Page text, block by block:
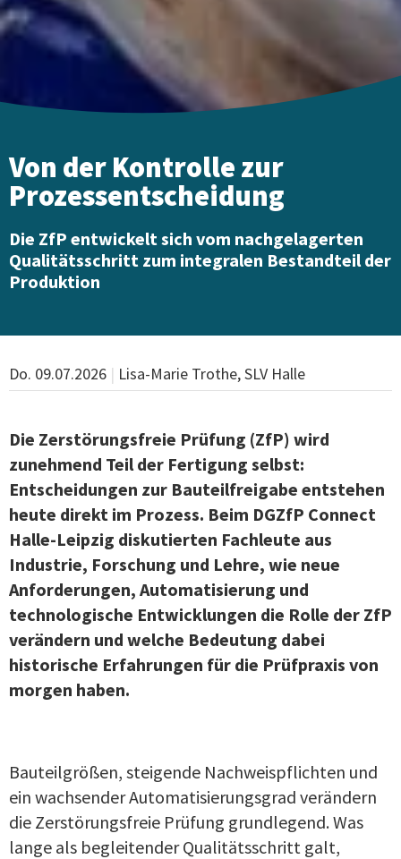
Von der Kontrolle zur
Prozessentscheidung
Die ZfP entwickelt sich vom nachgelagerten
Qualitätsschritt zum integralen Bestandteil der
Produktion
Do. 09.07.2026 | Lisa-Marie Trothe, SLV Halle
Die Zerstörungsfreie Prüfung (ZfP) wird
zunehmend Teil der Fertigung selbst:
Entscheidungen zur Bauteilfreigabe entstehen
heute direkt im Prozess. Beim DGZfP Connect
Halle-Leipzig diskutierten Fachleute aus
Industrie, Forschung und Lehre, wie neue
Anforderungen, Automatisierung und
technologische Entwicklungen die Rolle der ZfP
verändern und welche Bedeutung dabei
historische Erfahrungen für die Prüfpraxis von
morgen haben.
Bauteilgrößen, steigende Nachweispflichten und
ein wachsender Automatisierungsgrad verändern
die Zerstörungsfreie Prüfung grundlegend. Was
lange als begleitender Qualitätsschritt galt,